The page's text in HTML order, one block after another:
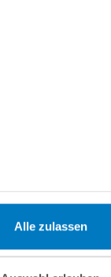
Alle zulassen
helfen Ihnen gerne